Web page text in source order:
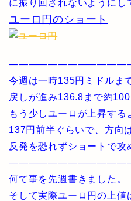
に振り回されないようにし
ユーロ円のショート
今週は一時135円ミドルま
戻しが進み136.8まで約
もう少しユーロが上昇す
137円前半ぐらいで、方向
反発を恐れずショートで攻
何て事を先週書きました。
そして実際ユーロ円の上値